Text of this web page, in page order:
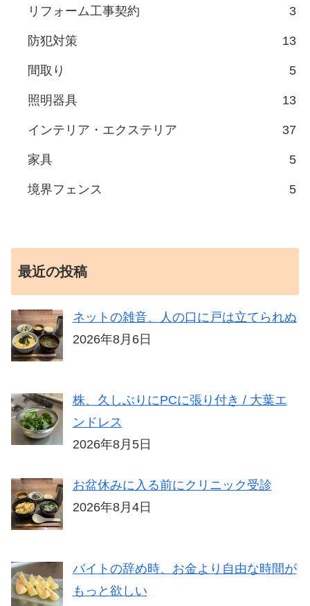
リフォーム工事契約 3
防犯対策 13
間取り 5
照明器具 13
インテリア・エクステリア 37
家具 5
境界フェンス 5
最近の投稿
ネットの雑音、人の口に戸は立てられぬ
2026年8月6日
株、久しぶりにPCに張り付き / 大葉エ
ンドレス
2026年8月5日
お盆休みに入る前にクリニック受診
2026年8月4日
バイトの辞め時、お金より自由な時間が
もっと欲しい